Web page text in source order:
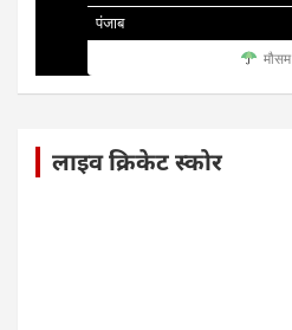
पंजाब
मौसम
लाइव क्रिकेट स्कोर